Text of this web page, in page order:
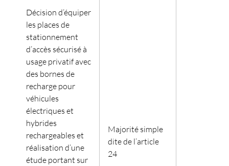
Décision d’équiper
les places de
stationnement
d’accès sécurisé à
usage privatif avec
des bornes de
recharge pour
véhicules
électriques et
hybrides
rechargeables et
réalisation d’une
étude portant sur
Majorité simple
dite de l’article
24